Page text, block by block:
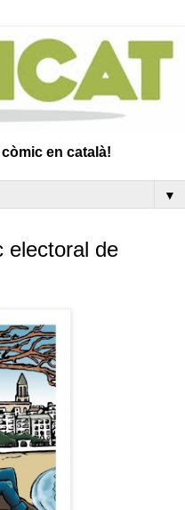
en català!
▼
electoral de